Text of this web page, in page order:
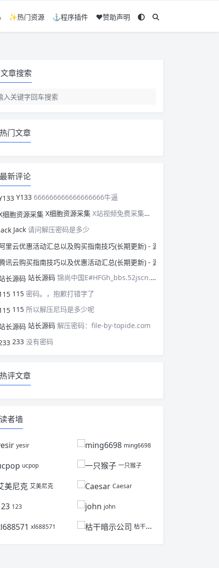
✨热门资源 ⚓程序插件 ❤️赞助声明
文章搜索
热门文章
最新评论
Y133 666666666666666666牛逼
X细胞资源采集 X站视频免费采集，可以适配此CMS，含免费模板。有需要的站长可以看看xxibaozyw.com
Jack 请问解压密码是多少
站长源码 锦尚中国E#HFGh_bbs.52jscn.comEYzhibo8
115 密码。，抱歉打错字了
115 所以解压尼玛是多少呢
站长源码 解压密码：file-by-topide.com
233 没有密码
热评文章
读者墙
yesir ming6698
ucpop 一只猴子
艾美尼克 Caesar
123 john
xl688571 枯干暗示公司